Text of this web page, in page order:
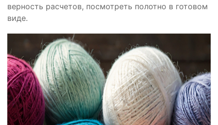
верность расчетов, посмотреть полотно в готовом
виде.